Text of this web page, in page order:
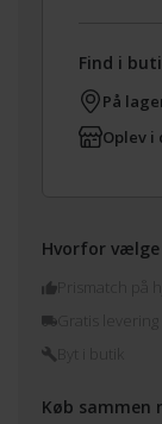
Find i
På
Oplev i
Hvorfor vælge
Prismatch på
Køb sammen